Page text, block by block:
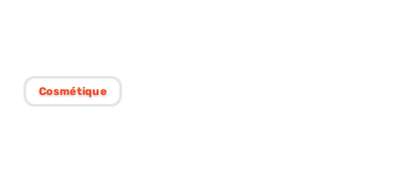
Cosmétique